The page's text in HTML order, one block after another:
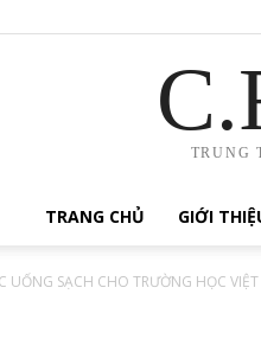
TRUNG
TRANG CHỦ GIỚI
UỐNG SẠCH CHO TRƯỜNG HỌC